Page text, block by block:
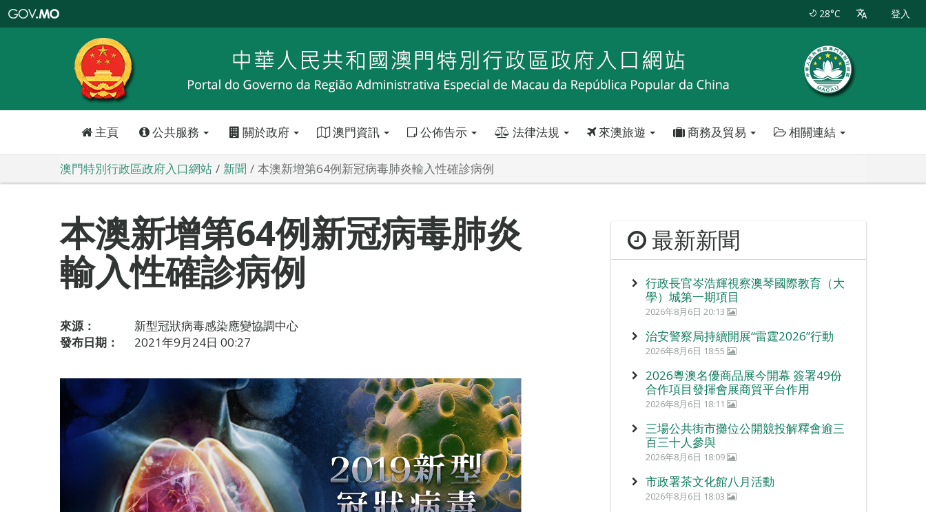
特
政
區
政
口
28°C 登入
主頁 公共服務 關於政府 澳門資訊 公佈告示 法律法規 來澳旅遊 商務及貿易 相關連結
澳門特別行政區政府入口網站 新聞 本澳新增第64例新冠病毒肺炎輸入性確診病例
本澳新增第64例新冠病毒肺炎
輸入性確診病例
來源：
新型冠狀病毒感染應變協調中心
發布日期：
2021年9月24日 00:27
最新新聞
行政長官岑浩輝視察澳琴國際教育（大
學）城第一期項目
2026年8月6日 20:13
治安警察局持續開展“雷霆2026”行動
2026年8月6日 18:55
2026粵澳名優商品展今開幕 簽署49份
合作項目發揮會展商貿平台作用
2026年8月6日 18:11
三場公共街市攤位公開競投解釋會逾三
百三十人參與
2026年8月6日 18:09
市政署茶文化館八月活動
2026年8月6日 18:03